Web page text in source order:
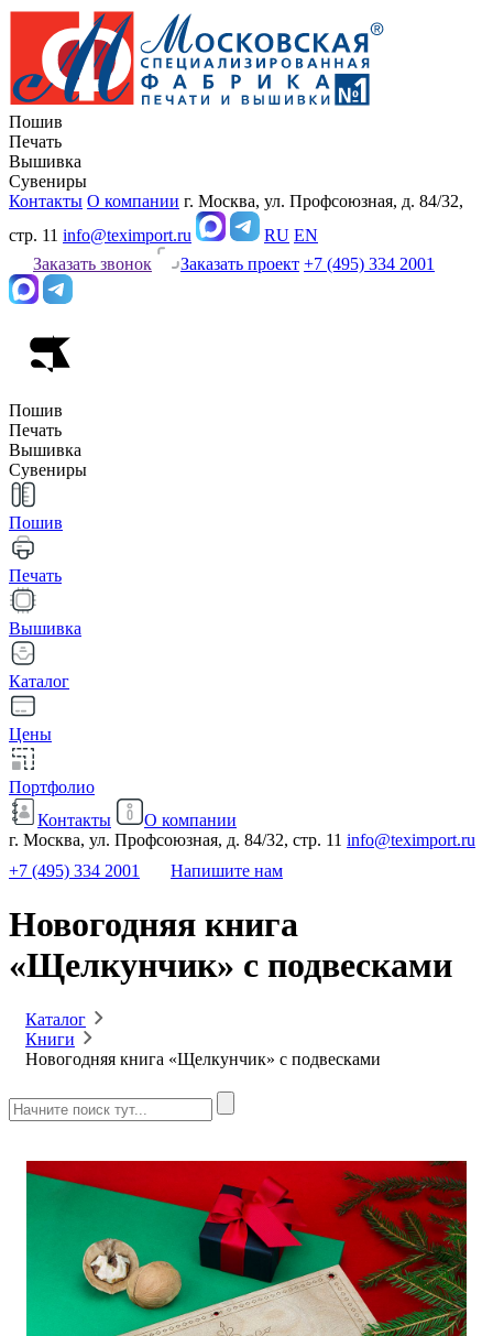
Пошив
Печать
Вышивка
Сувениры
Контакты О компании г. Москва, ул. Профсоюзная, д. 84/32,
стр. 11 info@teximport.ru RU EN
Заказать звонок
Заказать проект +7 (495) 334 2001
Пошив
Печать
Вышивка
Сувениры
Пошив
Печать
Вышивка
Каталог
Цены
Портфолио
Контакты
О компании
г. Москва, ул. Профсоюзная, д. 84/32, стр. 11 info@teximport.ru
+7 (495) 334 2001
Напишите нам
Новогодняя книга
«Щелкунчик» с подвесками
Каталог
Книги
Новогодняя книга «Щелкунчик» с подвесками